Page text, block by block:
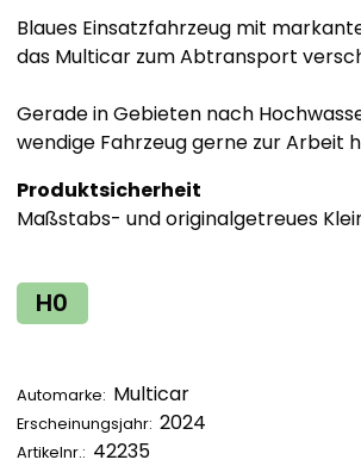
Blaues Einsatzfahrzeug mit
das Multicar zum Abtransport
Gerade in Gebieten nach
wendige Fahrzeug gerne zur Arbeit
Produktsicherheit
Maßstabs- und originalgetreues
H0
Automarke: Multicar
Erscheinungsjahr: 2024
Artikelnr.: 42235